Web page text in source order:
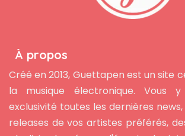
À propos
Créé en 2013, Guettapen est un site
la musique électronique. Vous
exclusivité toutes les dernières
releases de vos artistes préférés,